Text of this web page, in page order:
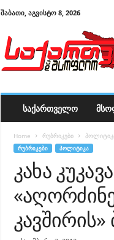
ᲨᲐᲑᲐᲗᲘ, ᲐᲒᲕᲘᲡᲢᲝ 8, 2026
ᲡᲐᲥᲐᲠᲗᲕᲔᲚᲝ
Home რუბრიკები
ᲠᲣᲑᲠᲘᲙᲔᲑᲘ ᲞᲝᲚᲘᲢᲘᲙᲐ
კახა